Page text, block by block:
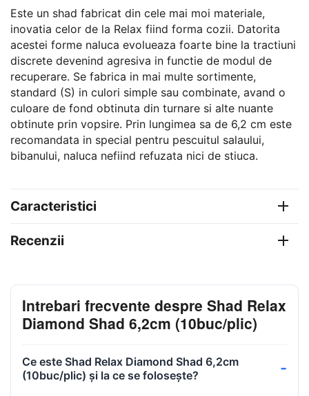
Este un shad fabricat din cele mai moi materiale,
inovatia celor de la Relax fiind forma cozii. Datorita
acestei forme naluca evolueaza foarte bine la tractiuni
discrete devenind agresiva in functie de modul de
recuperare. Se fabrica in mai multe sortimente,
standard (S) in culori simple sau combinate, avand o
culoare de fond obtinuta din turnare si alte nuante
obtinute prin vopsire. Prin lungimea sa de 6,2 cm este
recomandata in special pentru pescuitul salaului,
bibanului, naluca nefiind refuzata nici de stiuca.
Caracteristici
Recenzii
Intrebari frecvente despre Shad Relax
Diamond Shad 6,2cm (10buc/plic)
Ce este Shad Relax Diamond Shad 6,2cm
(10buc/plic) și la ce se folosește?